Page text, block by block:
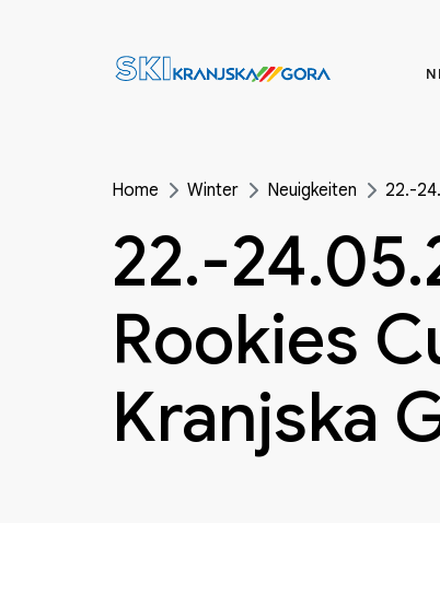
Home Winter Neuigkeiten 22.-
22.-
Rookies
Kranjska